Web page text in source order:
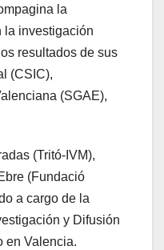
la
la investigación
resultados de sus
(CSIC),
(SGAE),
(Tritó-IVM),
(Fundació
a cargo de la
y Difusión
en Valencia.